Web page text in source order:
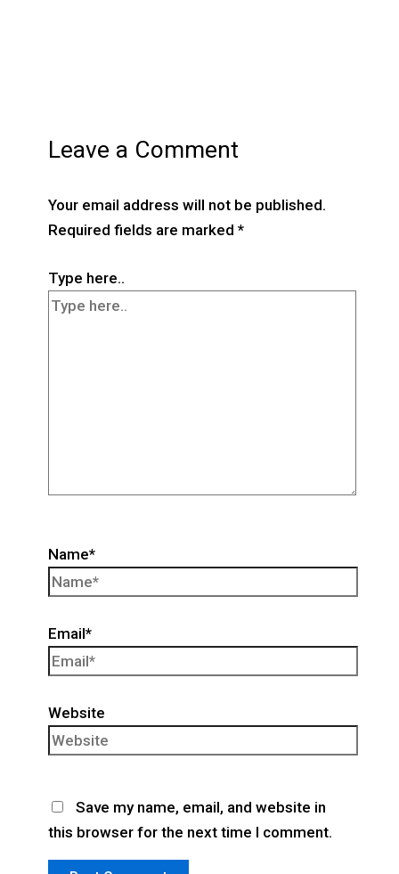
Leave a Comment
Your email address will not be published.
Required fields are marked *
Type here..
Name*
Email*
Website
Save my name, email, and website in
this browser for the next time I comment.